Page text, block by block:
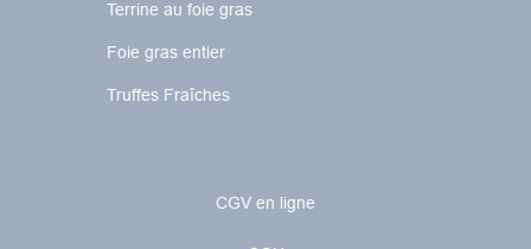
Terrine au foie gras
Foie gras entier
Truffes Fraîches
CGV en ligne